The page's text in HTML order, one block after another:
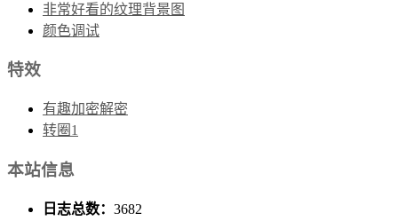
非常好看的纹理背景图
颜色调试
特效
有趣加密解密
转圈1
本站信息
日志总数： 3682